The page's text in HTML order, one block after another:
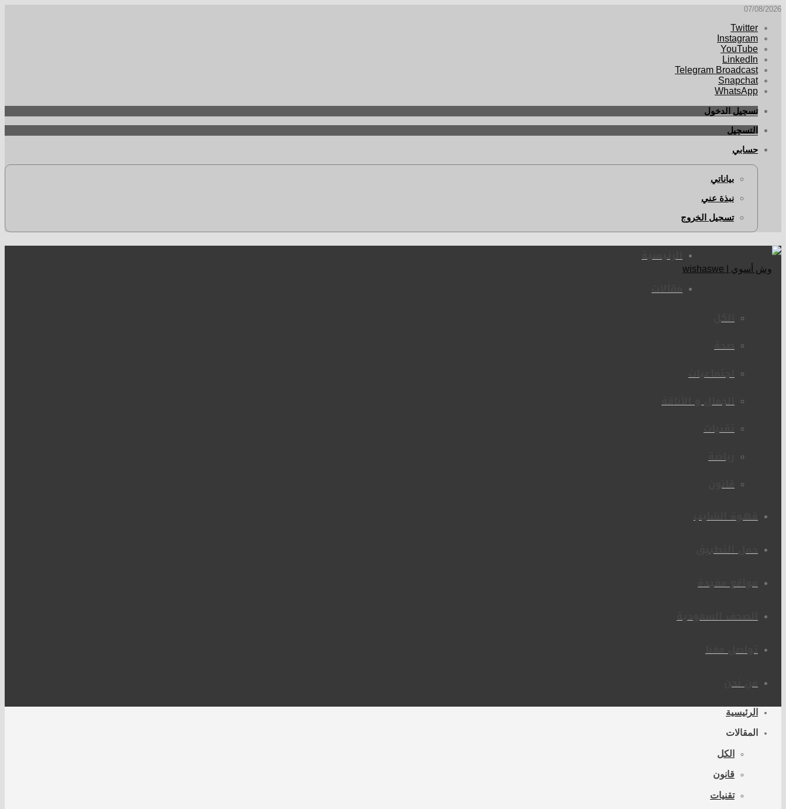
07/08/2026
Twitter
Instagram
YouTube
LinkedIn
Telegram Broadcast
Snapchat
WhatsApp
تسجيل الدخول
التسجيل
حسابي
بياناتي
نبذة عني
تسجيل الخروج
الرئيسية
مقالات
الكل
صحة
اجتماعيات
الجمال و الأناقة
تقنيات
رياضة
قانون
قهوة الشايب
حمل التطبيق
مواقع مفيدة
الصحف السعودية
تواصل معنا
من نحن
الرئيسية
المقالات
الكل
قانون
تقنيات